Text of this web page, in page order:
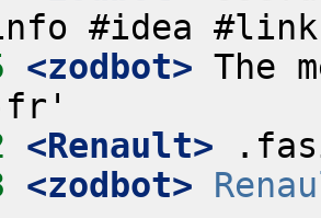
<zodbot> The
<Renault>
<zodbot>